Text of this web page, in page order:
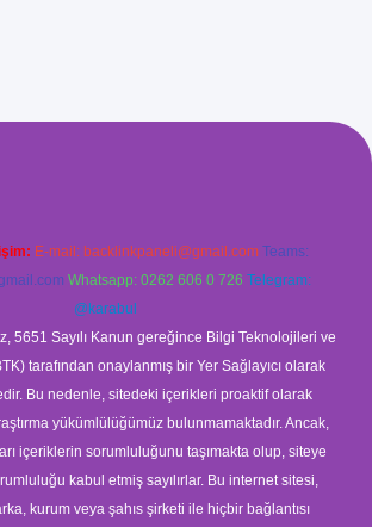
E-mail: backlinkpaneli@gmail.com Teams:
Whatsapp: 0262 606 0 726 Telegram:
@karabul
5651 Sayılı Kanun gereğince Bilgi Teknolojileri ve
tarafından onaylanmış bir Yer Sağlayıcı olarak
Bu nedenle, sitedeki içerikleri proaktif olarak
yükümlülüğümüz bulunmamaktadır. Ancak,
içeriklerin sorumluluğunu taşımakta olup, siteye
kabul etmiş sayılırlar. Bu internet sitesi,
kurum veya şahıs şirketi ile hiçbir bağlantısı